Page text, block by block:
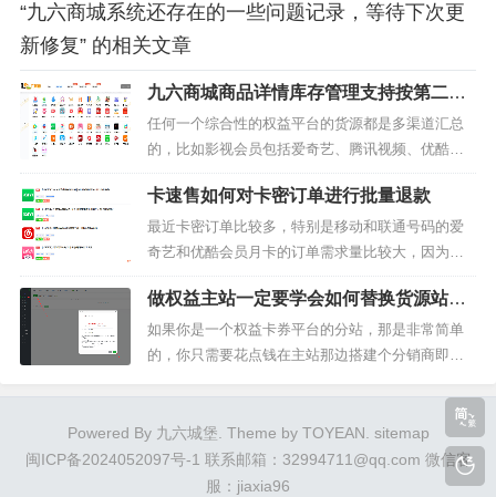
“九六商城系统还存在的一些问题记录，等待下次更
新修复” 的相关文章
九六商城商品详情库存管理支持按第二高
进价定价
任何一个综合性的权益平台的货源都是多渠道汇总
的，比如影视会员包括爱奇艺、腾讯视频、优酷视
频等可能是A渠道的货源，网盘加速如百度网盘、夸
克网盘、UC网盘等可能是B渠道的货源，餐饮代下
如肯德基代下单、麦当劳代下单、塔斯汀代下单等
可能是C渠道的货源，除非这个平台只做一种垂直类
的商品，比如有一些权益平台就只...
卡速售如何对卡密订单进行批量退款
最近卡密订单比较多，特别是移动和联通号码的爱
奇艺和优酷会员月卡的订单需求量比较大，因为比
起直冲的会员来说价格真的便宜很多，对于大部分
人而言，省到就是赚到，你花17元去购买一个直冲
的爱奇艺会员月卡和花5.5元购买这个移动号码兑换
的爱奇艺会员是一样的，都是有效期30天，到期自
做权益主站一定要学会如何替换货源站的
卡密链接
如果你是一个权益卡券平台的分站，那是非常简单
的，你只需要花点钱在主站那边搭建个分销商即
解决，你只要能把商品卖出去或者能招收到下级代
理就能赚到佣金和提成。但是如果你是一个主站站
长，你至少要会一些基础的东西，或者你花钱让别
人帮你搞定也是可以的。今天我要给大家分...
Powered By 九六城堡. Theme by TOYEAN. sitemap
闽ICP备2024052097号-1 联系邮箱：32994711@qq.com 微信客
服：jiaxia96